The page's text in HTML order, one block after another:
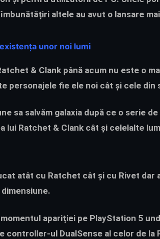
altele au avut o lansare
unor noi lumi
& Clank până acum nu este o
personajele fie ele noi cât și cele din
sa salvăm galaxia după ce o serie
lui Ratchet & Clank cât și celelalte
atât cu Ratchet cât și cu Rivet dar
apariției pe PlayStation 5
controller-ul DualSense al celor de